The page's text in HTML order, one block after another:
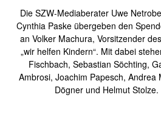
Die SZW-Mediaberater Uwe
Cynthia Paske übergeben den
an Volker Machura, Vorsitzender
„wir helfen Kindern“. Mit dabei
Fischbach, Sebastian Söchting,
Ambrosi, Joachim Papesch, Andrea
Dögner und Helmut Stolze.